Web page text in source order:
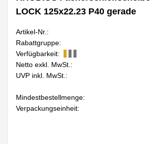
LOCK 125x22.23 P40 gerade
Artikel-Nr.:
Rabattgruppe:
Verfügbarkeit:
Netto exkl. MwSt.:
UVP inkl. MwSt.:
Mindestbestellmenge:
Verpackungseinheit: